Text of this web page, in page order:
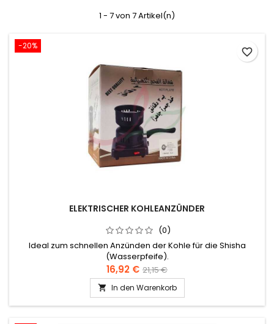
1 - 7 von 7 Artikel(n)
-20%
ELEKTRISCHER KOHLEANZÜNDER
(0)
Ideal zum schnellen Anzünden der Kohle für die Shisha
(Wasserpfeife).
16,92 € 21,15 €
 In den Warenkorb
favorite_border